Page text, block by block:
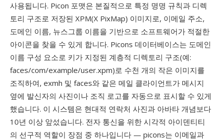
사용됩니다. Picon 포맷은 본질적으로 특정 명명 규칙과 디렉
토리 구조로 저장된 XPM(X PixMap) 이미지로, 이메일 주소,
도메인 이름, 뉴스그룹 이름을 기반으로 소프트웨어가 적절한
아이콘을 찾을 수 있게 합니다. Picons 데이터베이스는 도메인
이름 구성 요소로 키가 지정된 계층적 디렉토리 구조(예:
faces/com/example/user.xpm)로 수천 개의 작은 이미지를
조직하여, exmh 및 faces와 같은 메일 클라이언트가 메시지
옆에 발신자의 사진이나 조직 로고를 자동으로 표시할 수 있게
했습니다. 이 시스템은 현대적 연락처 사진과 아바타 개념보다
10년 이상 앞섰습니다. 전자 통신을 위한 시각적 아이덴티티
의 선구적 역할이 장점 중 하나입니다 — picons는 이메일과